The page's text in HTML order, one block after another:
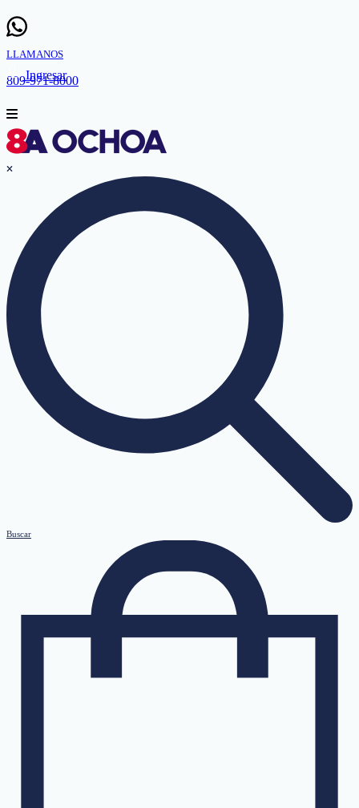
LLAMANOS
809-971-8000
Ingresar
Buscar